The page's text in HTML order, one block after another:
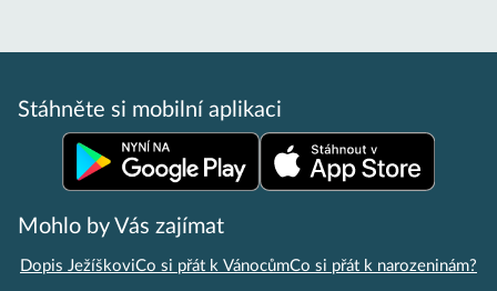
Stáhněte si mobilní aplikaci
Mohlo by Vás zajímat
Dopis JežíškoviCo si přát k VánocůmCo si přát k narozeninám?